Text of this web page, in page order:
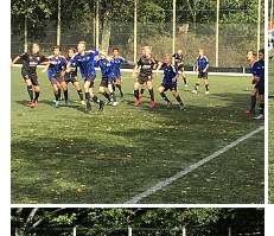
TRÄNARUTBILDNING
SUPPORTERPRYLAR
GÅBOLL
PROJEKT
DOMARE